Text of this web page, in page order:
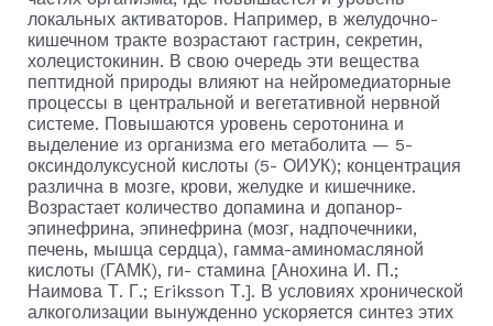
локальных актива­торов. Например, в желудочно-
кишечном тракте возраста­ют гастрин, секретин,
холецистокинин. В свою очередь эти вещества
пептидной природы влияют на нейромедиаторные
процессы в центральной и вегетативной нервной
системе. Повышаются уровень серотонина и
выделение из организ­ма его метаболита — 5-
оксиндолуксусной кислоты (5- ОИУК); концентрация
различна в мозге, крови, желудке и кишечнике.
Возрастает количество допамина и допанор-
эпинефрина, эпинефрина (мозг, надпочечники,
печень, мыш­ца сердца), гамма-аминомасляной
кислоты (ГАМК), ги- стамина [Анохина И. П.;
Наимова Т. Г.; Eriks­son Т.]. В условиях хронической
алкоголизации вынужденно ускоряется синтез этих